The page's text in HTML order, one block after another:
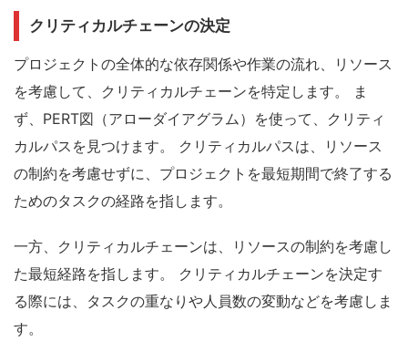
クリティカルチェーンの決定
プロジェクトの全体的な依存関係や作業の流れ、リソース
を考慮して、クリティカルチェーンを特定します。
ま
ず、PERT図（アローダイアグラム）を使って、クリティ
カルパスを見つけます。
クリティカルパスは、リソース
の制約を考慮せずに、プロジェクトを最短期間で終了する
ためのタスクの経路を指します。
一方、クリティカルチェーンは、リソースの制約を考慮し
た最短経路を指します。
クリティカルチェーンを決定す
る際には、タスクの重なりや人員数の変動などを考慮しま
す。